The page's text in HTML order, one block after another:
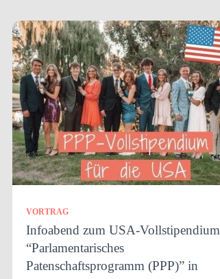
VORTRAG
Infoabend zum USA-Vollstipendium
“Parlamentarisches
Patenschaftsprogramm (PPP)” in